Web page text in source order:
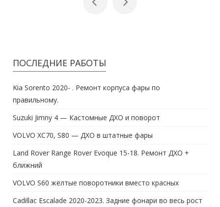
ПОСЛЕДНИЕ РАБОТЫ
Kia Sorento 2020- . Ремонт корпуса фары по
правильному.
Suzuki Jimny 4 — Кастомные ДХО и поворот
VOLVO XC70, S80 — ДХО в штатные фары
Land Rover Range Rover Evoque 15-18. Ремонт ДХО +
ближний
VOLVO S60 жёлтые поворотники вместо красных
Cadillac Escalade 2020-2023. Задние фонари во весь рост